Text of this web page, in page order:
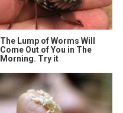
The Lump of Worms Will
Come Out of You in The
Morning. Try it